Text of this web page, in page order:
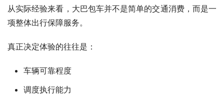
从实际经验来看，大巴包车并不是简单的交通消费，而是一
项整体出行保障服务。
真正决定体验的往往是：
车辆可靠程度
调度执行能力